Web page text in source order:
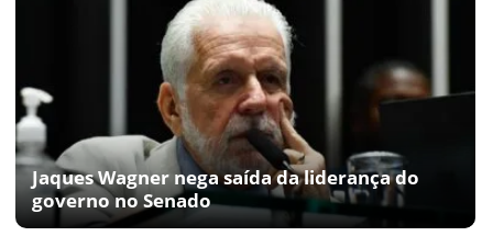
Jaques Wagner nega saída da liderança do
governo no Senado